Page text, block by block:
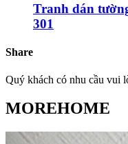
Tranh dán
301
Share
Quý khách có nhu cầu vui
MOREHOME